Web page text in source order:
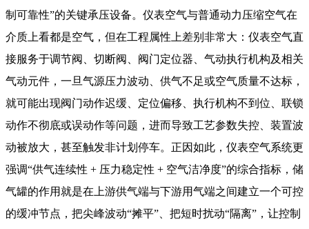
制可靠性”的关键承压设备。仪表空气与普通动力压缩空气在
介质上看都是空气，但在工程属性上差别非常大：仪表空气直
接服务于调节阀、切断阀、阀门定位器、气动执行机构及相关
气动元件，一旦气源压力波动、供气不足或空气质量不达标，
就可能出现阀门动作迟缓、定位偏移、执行机构不到位、联锁
动作不彻底或误动作等问题，进而导致工艺参数失控、装置波
动被放大，甚至触发非计划停车。正因如此，仪表空气系统更
强调“供气连续性 + 压力稳定性 + 空气洁净度”的综合指标，储
气罐的作用就是在上游供气端与下游用气端之间建立一个可控
的缓冲节点，把尖峰波动“摊平”、把短时扰动“隔离”，让控制